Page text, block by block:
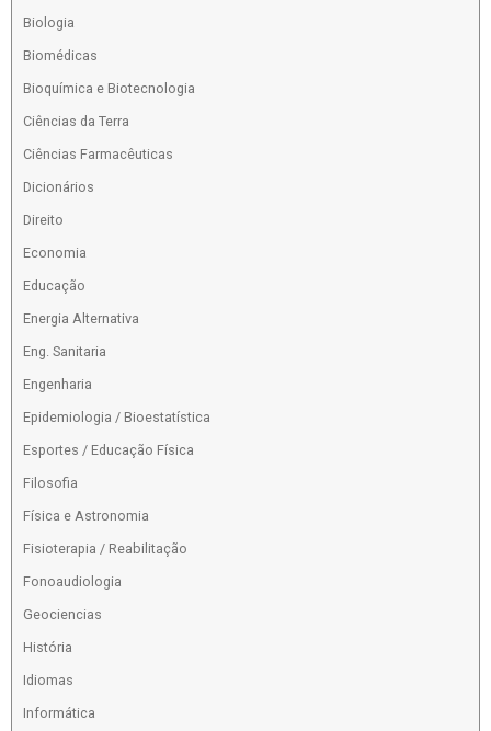
Biologia
Biomédicas
Bioquímica e Biotecnologia
Ciências da Terra
Ciências Farmacêuticas
Dicionários
Direito
Economia
Educação
Energia Alternativa
Eng. Sanitaria
Engenharia
Epidemiologia / Bioestatística
Esportes / Educação Física
Filosofia
Física e Astronomia
Fisioterapia / Reabilitação
Fonoaudiologia
Geociencias
História
Idiomas
Informática